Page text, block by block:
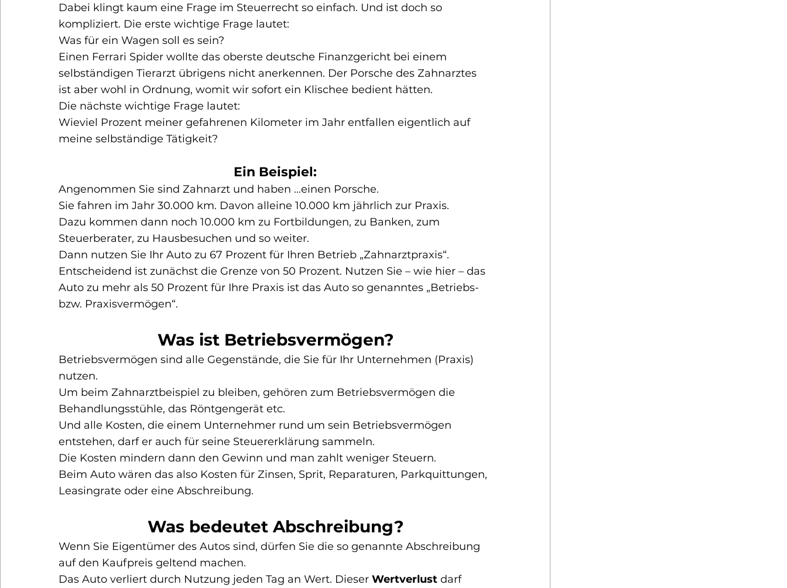
Dabei klingt kaum eine Frage im Steuerrecht so einfach. Und ist doch so
kompliziert. Die erste wichtige Frage lautet:
Was für ein Wagen soll es sein?
Einen Ferrari Spider wollte das oberste deutsche Finanzgericht bei einem
selbständigen Tierarzt übrigens nicht anerkennen. Der Porsche des Zahnarztes
ist aber wohl in Ordnung, womit wir sofort ein Klischee bedient hätten.
Die nächste wichtige Frage lautet:
Wieviel Prozent meiner gefahrenen Kilometer im Jahr entfallen eigentlich auf
meine selbständige Tätigkeit?
Ein Beispiel:
Angenommen Sie sind Zahnarzt und haben …einen Porsche.
Sie fahren im Jahr 30.000 km. Davon alleine 10.000 km jährlich zur Praxis.
Dazu kommen dann noch 10.000 km zu Fortbildungen, zu Banken, zum
Steuerberater, zu Hausbesuchen und so weiter.
Dann nutzen Sie Ihr Auto zu 67 Prozent für Ihren Betrieb „Zahnarztpraxis“.
Entscheidend ist zunächst die Grenze von 50 Prozent. Nutzen Sie – wie hier – das
Auto zu mehr als 50 Prozent für Ihre Praxis ist das Auto so genanntes „Betriebs-
bzw. Praxisvermögen“.
Was ist Betriebsvermögen?
Betriebsvermögen sind alle Gegenstände, die Sie für Ihr Unternehmen (Praxis)
nutzen.
Um beim Zahnarztbeispiel zu bleiben, gehören zum Betriebsvermögen die
Behandlungsstühle, das Röntgengerät etc.
Und alle Kosten, die einem Unternehmer rund um sein Betriebsvermögen
entstehen, darf er auch für seine Steuererklärung sammeln.
Die Kosten mindern dann den Gewinn und man zahlt weniger Steuern.
Beim Auto wären das also Kosten für Zinsen, Sprit, Reparaturen, Parkquittungen,
Leasingrate oder eine Abschreibung.
Was bedeutet Abschreibung?
Wenn Sie Eigentümer des Autos sind, dürfen Sie die so genannte Abschreibung
auf den Kaufpreis geltend machen.
Das Auto verliert durch Nutzung jeden Tag an Wert. Dieser Wertverlust darf